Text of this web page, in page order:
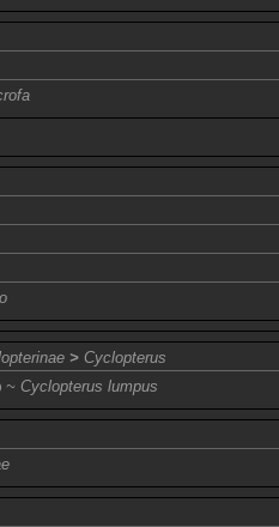
> Cyclopterus
Cyclopterus lumpus